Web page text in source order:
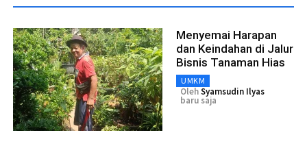
Menyemai Harapan
dan Keindahan di Jalur
Bisnis Tanaman Hias
UMKM
OlehSyamsudin Ilyas
baru saja